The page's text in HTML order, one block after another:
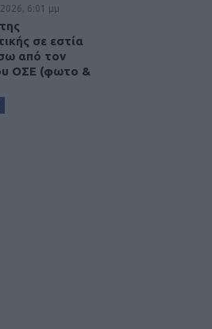
6:01 μμ
σε εστία
από τον
ΟΣΕ (φωτο &